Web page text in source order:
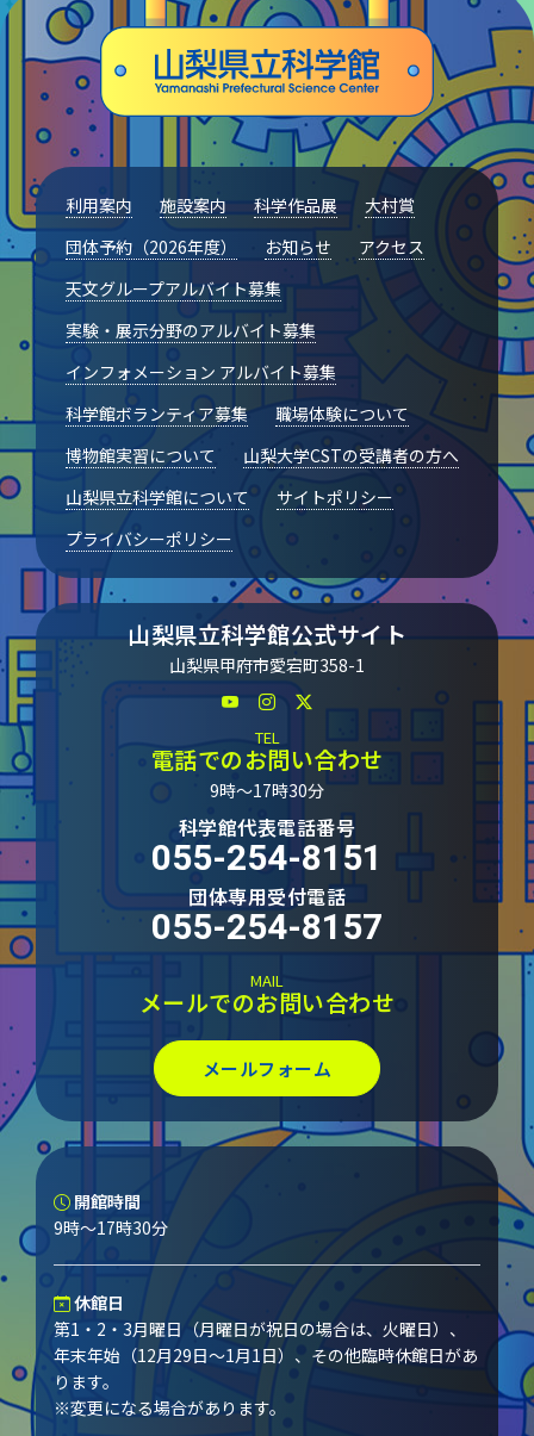
利用案内 施設案内 科学作品展
大村賞
団体予約（2026年度）
お知らせ
アクセス
天文グループアルバイト募集
実験・展示分野のアルバイト募集
インフォメーション アルバイト募集
科学館ボランティア募集
職場体験について
博物館実習について
山梨大学CSTの受講者の方へ
山梨県立科学館について
サイトポリシー
プライバシーポリシー
山梨県立科学館公式サイト
山梨県甲府市愛宕町358-1
TEL
電話でのお問い合わせ
9時～17時30分
科学館代表電話番号
055-254-8151
団体専用受付電話
055-254-8157
MAIL
メールでのお問い合わせ
メールフォーム
開館時間
9時～17時30分
休館日
第1・2・3月曜日（月曜日が祝日の場合は、火曜日）、
年末年始（12月29日～1月1日）、その他臨時休館日があ
ります。
※変更になる場合があります。